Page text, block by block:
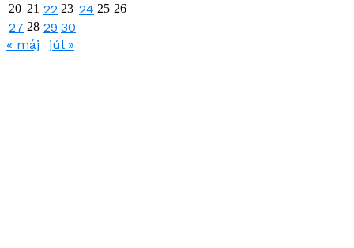
20 21 22 23 24 25 26
27 28 29 30
« máj
júl »